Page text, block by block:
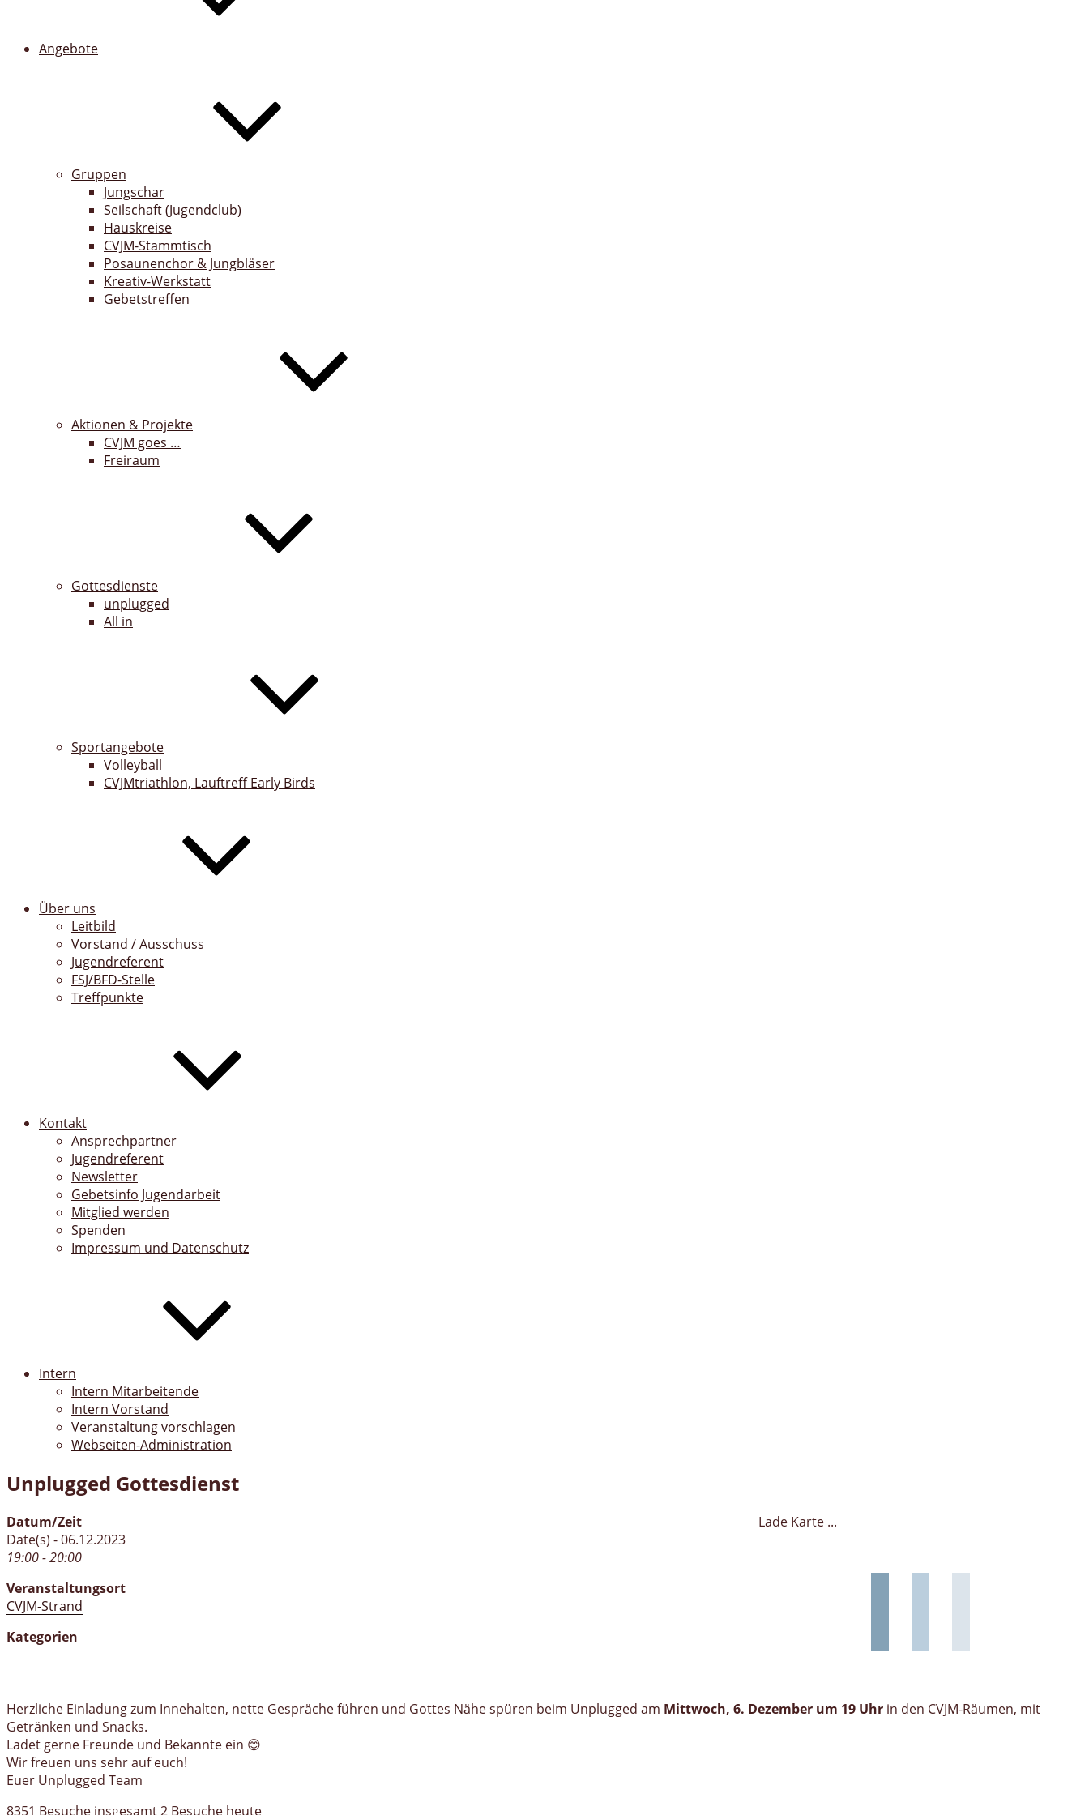
Angebote
Gruppen
Jungschar
Seilschaft (Jugendclub)
Hauskreise
CVJM-Stammtisch
Posaunenchor & Jungbläser
Kreativ-Werkstatt
Gebetstreffen
Aktionen & Projekte
CVJM goes …
Freiraum
Gottesdienste
unplugged
All in
Sportangebote
Volleyball
CVJMtriathlon, Lauftreff Early Birds
Über uns
Leitbild
Vorstand / Ausschuss
Jugendreferent
FSJ/BFD-Stelle
Treffpunkte
Kontakt
Ansprechpartner
Jugendreferent
Newsletter
Gebetsinfo Jugendarbeit
Mitglied werden
Spenden
Impressum und Datenschutz
Intern
Intern Mitarbeitende
Intern Vorstand
Veranstaltung vorschlagen
Webseiten-Administration
Unplugged Gottesdienst
Lade Karte ...
Datum/Zeit
Date(s) - 06.12.2023
19:00 - 20:00
Veranstaltungsort
CVJM-Strand
Kategorien
Herzliche Einladung zum Innehalten, nette Gespräche führen und Gottes Nähe spüren beim Unplugged am Mittwoch, 6. Dezember um 19 Uhr in den CVJM-Räumen, mit
Getränken und Snacks.
Ladet gerne Freunde und Bekannte ein 😊
Wir freuen uns sehr auf euch!
Euer Unplugged Team
8351 Besuche insgesamt2 Besuche heute